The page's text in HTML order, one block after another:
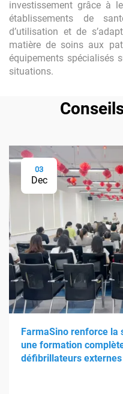
investissement grâce à
établissements de
d’utilisation et de
matière de soins aux
équipements spécialisés
situations.
03
Dec
FarmaSino renforce la
une formation
défibrillateurs